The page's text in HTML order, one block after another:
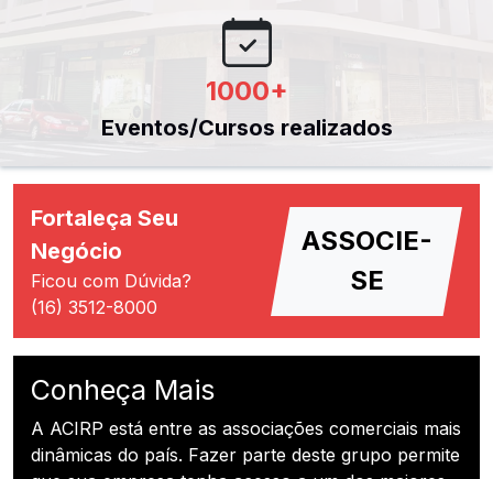
1000+
Eventos/Cursos realizados
Fortaleça Seu
Negócio
Ficou com Dúvida?
(16) 3512-8000
ASSOCIE-
SE
Conheça Mais
A ACIRP está entre as associações comerciais mais
dinâmicas do país. Fazer parte deste grupo permite